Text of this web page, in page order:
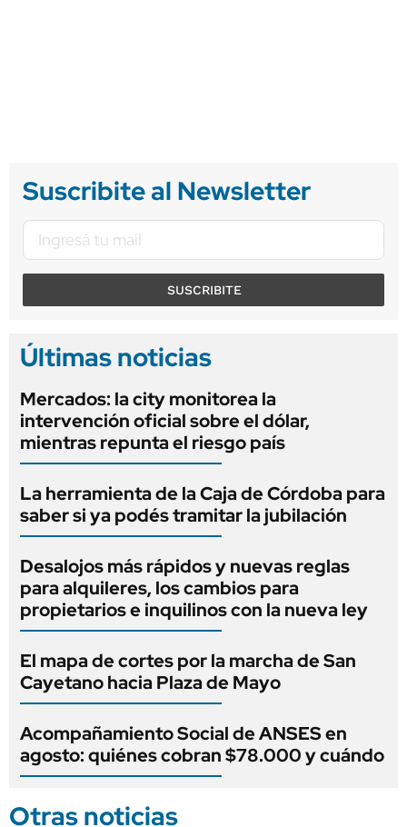
Suscribite al Newsletter
SUSCRIBITE
Últimas noticias
Mercados: la city monitorea la
intervención oficial sobre el dólar,
mientras repunta el riesgo país
La herramienta de la Caja de Córdoba para
saber si ya podés tramitar la jubilación
Desalojos más rápidos y nuevas reglas
para alquileres, los cambios para
propietarios e inquilinos con la nueva ley
El mapa de cortes por la marcha de San
Cayetano hacia Plaza de Mayo
Acompañamiento Social de ANSES en
agosto: quiénes cobran $78.000 y cuándo
Otras noticias